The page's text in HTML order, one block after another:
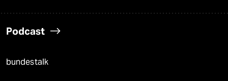
Podcast
bundestalk